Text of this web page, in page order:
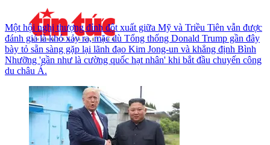
Một hội nghị thượng đỉnh đột xuất giữa Mỹ và Triều Tiên vẫn được
đánh giá là khó xảy ra, mặc dù Tổng thống Donald Trump gần đây
bày tỏ sẵn sàng gặp lại lãnh đạo Kim Jong-un và khẳng định Bình
Nhưỡng 'gần như là cường quốc hạt nhân' khi bắt đầu chuyến công
du châu Á.